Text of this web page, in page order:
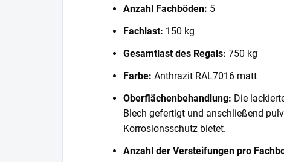
Anzahl Fachböden: 5
Fachlast: 150 kg
Gesamtlast des Regals: 750 kg
Farbe: Anthrazit RAL7016 matt
Oberflächenbehandlung: Die
Blech gefertigt und anschließend
Korrosionsschutz bietet.
Anzahl der Versteifungen pro